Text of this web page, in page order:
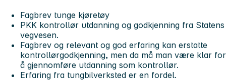
Fagbrev tunge kjøretøy
PKK kontrollør utdanning og godkjenning fra Statens
vegvesen.
Fagbrev og relevant og god erfaring kan erstatte
kontrollørgodkjenning, men da må man være klar for
å gjennomføre utdanning som kontrollør.
Erfaring fra tungbilverksted er en fordel.